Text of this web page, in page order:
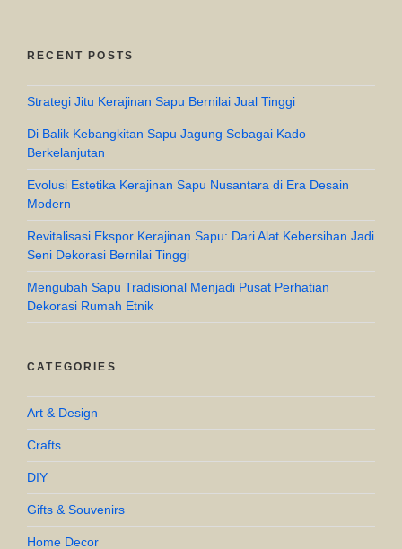
RECENT POSTS
Strategi Jitu Kerajinan Sapu Bernilai Jual Tinggi
Di Balik Kebangkitan Sapu Jagung Sebagai Kado
Berkelanjutan
Evolusi Estetika Kerajinan Sapu Nusantara di Era Desain
Modern
Revitalisasi Ekspor Kerajinan Sapu: Dari Alat Kebersihan Jadi
Seni Dekorasi Bernilai Tinggi
Mengubah Sapu Tradisional Menjadi Pusat Perhatian
Dekorasi Rumah Etnik
CATEGORIES
Art & Design
Crafts
DIY
Gifts & Souvenirs
Home Decor